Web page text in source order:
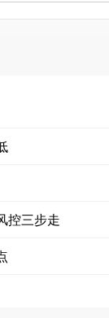
控三步走